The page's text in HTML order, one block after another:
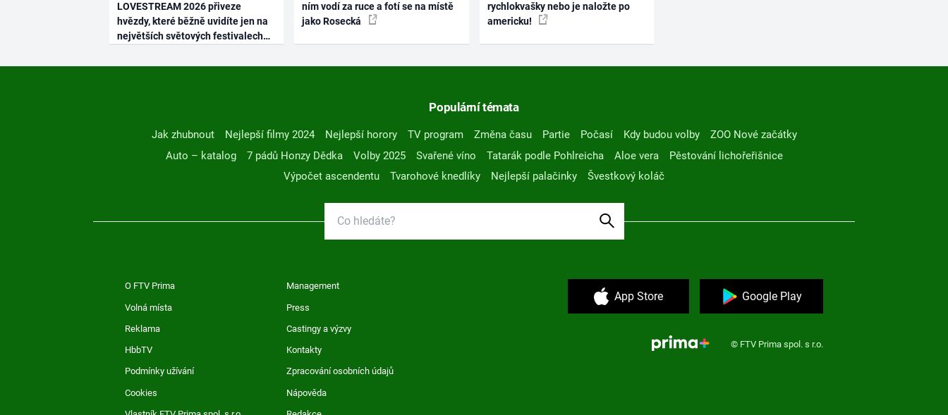
LOVESTREAM 2026 přiveze
hvězdy, které běžně uvidíte jen na
největších světových festivalech
ním vodí za ruce a fotí se na místě
jako Rosecká
rychlokvašky nebo je naložte po
americku!
Populární témata
Jak zhubnout Nejlepší filmy 2024 Nejlepší horory TV program Změna času Partie Počasí Kdy budou volby
ZOO Nové začátky
Auto – katalog
7 pádů Honzy Dědka Volby 2025 Svařené víno Tatarák podle Pohlreicha Aloe vera
Pěstování lichořeřišnice
Výpočet ascendentu
Tvarohové knedlíky Nejlepší palačinky Švestkový koláč
O FTV Prima Management
Volná místa Press
Reklama Castingy a výzvy
HbbTV Kontakty
Podmínky užívání Zpracování osobních údajů
Cookies Nápověda
App Store Google Play
© FTV Prima spol. s r.o.